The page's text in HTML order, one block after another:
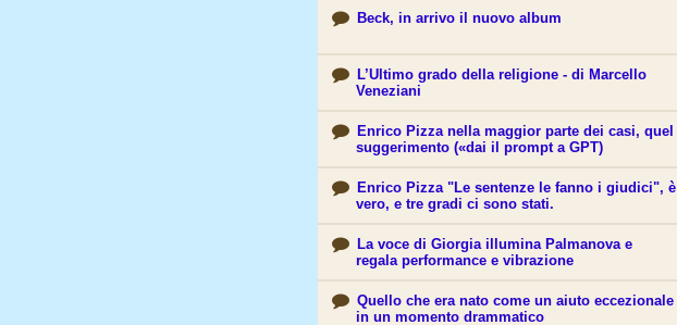
Beck, in arrivo il nuovo album
L’Ultimo grado della religione - di Marcello
Veneziani
Enrico Pizza nella maggior parte dei casi, quel
suggerimento («dai il prompt a GPT)
Enrico Pizza "Le sentenze le fanno i giudici", è
vero, e tre gradi ci sono stati.
La voce di Giorgia illumina Palmanova e
regala performance e vibrazione
Quello che era nato come un aiuto eccezionale
in un momento drammatico